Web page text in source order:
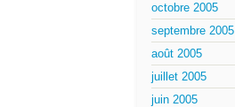
octobre 2005
septembre 2005
août 2005
juillet 2005
juin 2005